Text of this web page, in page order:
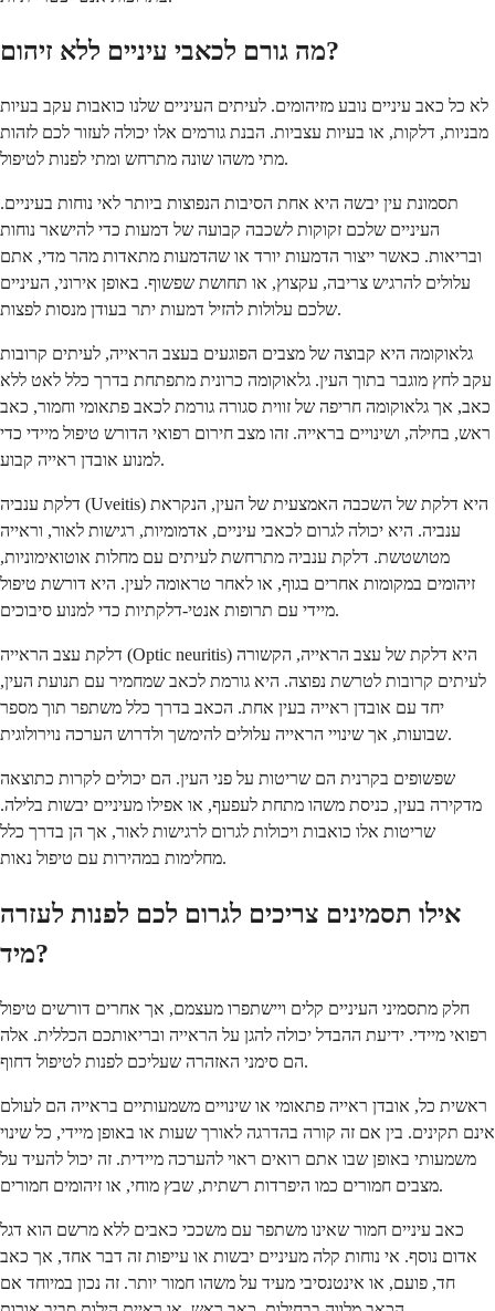
מה גורם לכאבי עיניים ללא זיהום?
לא כל כאב עיניים נובע מזיהומים. לעיתים העיניים שלנו כואבות עקב בעיות
מבניות, דלקות, או בעיות עצביות. הבנת גורמים אלו יכולה לעזור לכם לזהות
מתי משהו שונה מתרחש ומתי לפנות לטיפול.
תסמונת עין יבשה היא אחת הסיבות הנפוצות ביותר לאי נוחות בעיניים.
העיניים שלכם זקוקות לשכבה קבועה של דמעות כדי להישאר נוחות
ובריאות. כאשר ייצור הדמעות יורד או שהדמעות מתאדות מהר מדי, אתם
עלולים להרגיש צריבה, עקצוץ, או תחושת שפשוף. באופן אירוני, העיניים
שלכם עלולות להזיל דמעות יתר בעודן מנסות לפצות.
גלאוקומה היא קבוצה של מצבים הפוגעים בעצב הראייה, לעיתים קרובות
עקב לחץ מוגבר בתוך העין. גלאוקומה כרונית מתפתחת בדרך כלל לאט ללא
כאב, אך גלאוקומה חריפה של זווית סגורה גורמת לכאב פתאומי וחמור, כאב
ראש, בחילה, ושינויים בראייה. זהו מצב חירום רפואי הדורש טיפול מיידי כדי
למנוע אובדן ראייה קבוע.
דלקת ענביה (Uveitis) היא דלקת של השכבה האמצעית של העין, הנקראת
ענביה. היא יכולה לגרום לכאבי עיניים, אדמומיות, רגישות לאור, וראייה
מטושטשת. דלקת ענביה מתרחשת לעיתים עם מחלות אוטואימוניות,
זיהומים במקומות אחרים בגוף, או לאחר טראומה לעין. היא דורשת טיפול
מיידי עם תרופות אנטי-דלקתיות כדי למנוע סיבוכים.
דלקת עצב הראייה (Optic neuritis) היא דלקת של עצב הראייה, הקשורה
לעיתים קרובות לטרשת נפוצה. היא גורמת לכאב שמחמיר עם תנועת העין,
יחד עם אובדן ראייה בעין אחת. הכאב בדרך כלל משתפר תוך מספר
שבועות, אך שינויי הראייה עלולים להימשך ולדרוש הערכה נוירולוגית.
שפשופים בקרנית הם שריטות על פני העין. הם יכולים לקרות כתוצאה
מדקירה בעין, כניסת משהו מתחת לעפעף, או אפילו מעיניים יבשות בלילה.
שריטות אלו כואבות ויכולות לגרום לרגישות לאור, אך הן בדרך כלל
מחלימות במהירות עם טיפול נאות.
אילו תסמינים צריכים לגרום לכם לפנות לעזרה
מיד?
חלק מתסמיני העיניים קלים ויישתפרו מעצמם, אך אחרים דורשים טיפול
רפואי מיידי. ידיעת ההבדל יכולה להגן על הראייה ובריאותכם הכללית. אלה
הם סימני האזהרה שעליכם לפנות לטיפול דחוף.
ראשית כל, אובדן ראייה פתאומי או שינויים משמעותיים בראייה הם לעולם
אינם תקינים. בין אם זה קורה בהדרגה לאורך שעות או באופן מיידי, כל שינוי
משמעותי באופן שבו אתם רואים ראוי להערכה מיידית. זה יכול להעיד על
מצבים חמורים כמו היפרדות רשתית, שבץ מוחי, או זיהומים חמורים.
כאב עיניים חמור שאינו משתפר עם משככי כאבים ללא מרשם הוא דגל
אדום נוסף. אי נוחות קלה מעיניים יבשות או עייפות זה דבר אחד, אך כאב
חד, פועם, או אינטנסיבי מעיד על משהו חמור יותר. זה נכון במיוחד אם